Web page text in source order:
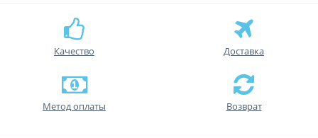
Качество Доставка
Метод оплаты Возврат